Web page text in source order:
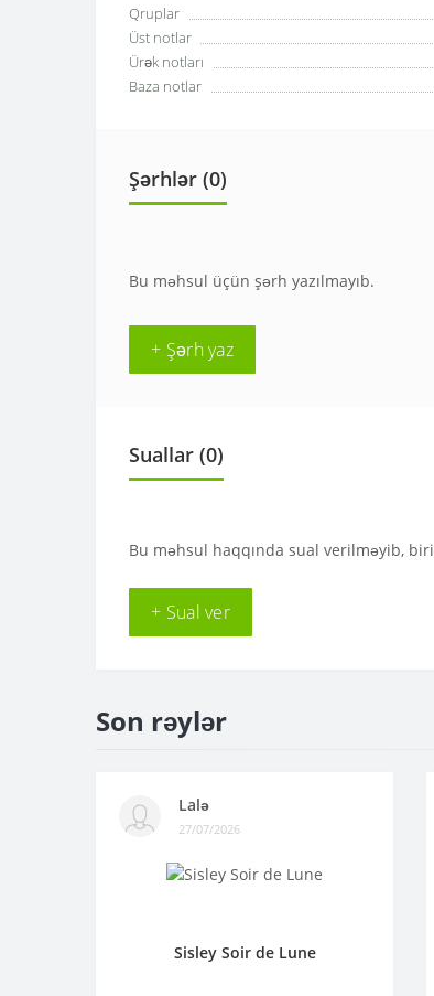
Qruplar
Üst notlar
Ürək notları
Baza notlar
Şərhlər (0)
Bu məhsul üçün şərh yazılmayıb.
+ Şərh yaz
Suallar (0)
Bu məhsul haqqında sual verilməyib,
+ Sual ver
Son rəylər
Lalə
27/07/2026
Sisley Soir de Lune